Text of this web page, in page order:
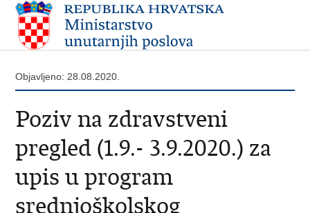
Objavljeno: 28.08.2020.
Poziv na zdravstveni
pregled (1.9.- 3.9.2020.) za
upis u program
srednjoškolskog